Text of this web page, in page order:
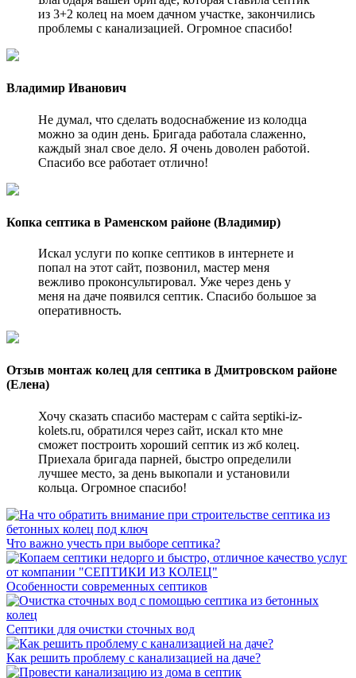
из 3+2 колец на моем дачном участке, закончились
проблемы с канализацией. Огромное спасибо!
Владимир Иванович
Не думал, что сделать водоснабжение из колодца
можно за один день. Бригада работала слаженно,
каждый знал свое дело. Я очень доволен работой.
Спасибо все работает отлично!
Копка септика в Раменском районе (Владимир)
Искал услуги по копке септиков в интернете и
попал на этот сайт, позвонил, мастер меня
вежливо проконсультировал. Уже через день у
меня на даче появился септик. Спасибо большое за
оперативность.
Отзыв монтаж колец для септика в Дмитровском районе
(Елена)
Хочу сказать спасибо мастерам с сайта septiki-iz-
kolets.ru, обратился через сайт, искал кто мне
сможет построить хороший септик из жб колец.
Приехала бригада парней, быстро определили
лучшее место, за день выкопали и установили
кольца. Огромное спасибо!
Что важно учесть при выборе септика?
Особенности современных септиков
Септики для очистки сточных вод
Как решить проблему с канализацией на даче?